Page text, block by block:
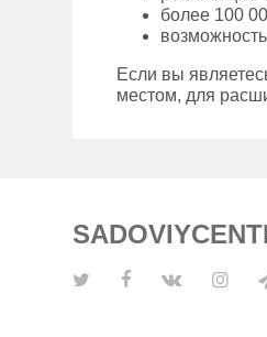
более 100
Если вы
местом, для